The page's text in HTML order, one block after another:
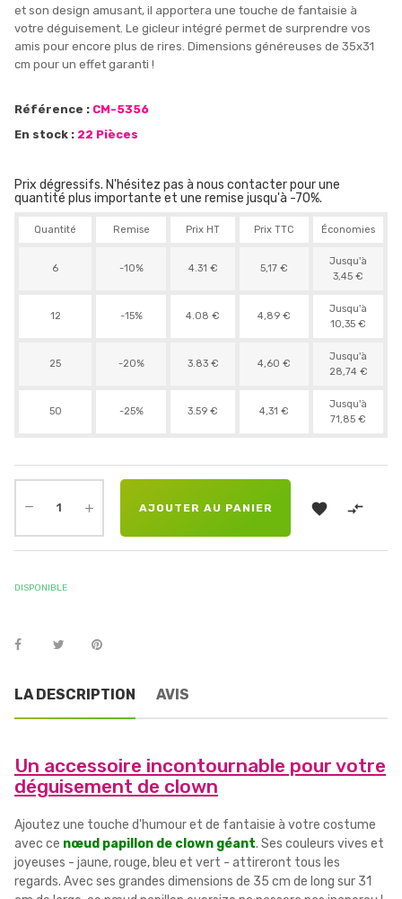
et son design amusant, il apportera une touche de fantaisie à
votre déguisement. Le gicleur intégré permet de surprendre vos
amis pour encore plus de rires. Dimensions généreuses de 35x31
cm pour un effet garanti !
Référence : CM-5356
En stock : 22 Pièces
Prix dégressifs. N'hésitez pas à nous contacter pour une
quantité plus importante et une remise jusqu'à -70%.
Quantité Remise Prix HT Prix TTC Économies
6 -10% 4.31 € 5,17 €
Jusqu'à
3,45 €
12 -15% 4.08 € 4,89 €
Jusqu'à
10,35 €
25 -20% 3.83 € 4,60 €
Jusqu'à
28,74 €
50 -25% 3.59 € 4,31 €
Jusqu'à
71,85 €
AJOUTER AU PANIER  
DISPONIBLE
LA DESCRIPTION AVIS
Un accessoire incontournable pour votre
déguisement de clown
Ajoutez une touche d'humour et de fantaisie à votre costume
avec ce nœud papillon de clown géant. Ses couleurs vives et
joyeuses - jaune, rouge, bleu et vert - attireront tous les
regards. Avec ses grandes dimensions de 35 cm de long sur 31